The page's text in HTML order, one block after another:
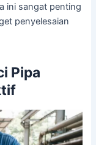
ini sangat penting
penyelesaian
Pipa